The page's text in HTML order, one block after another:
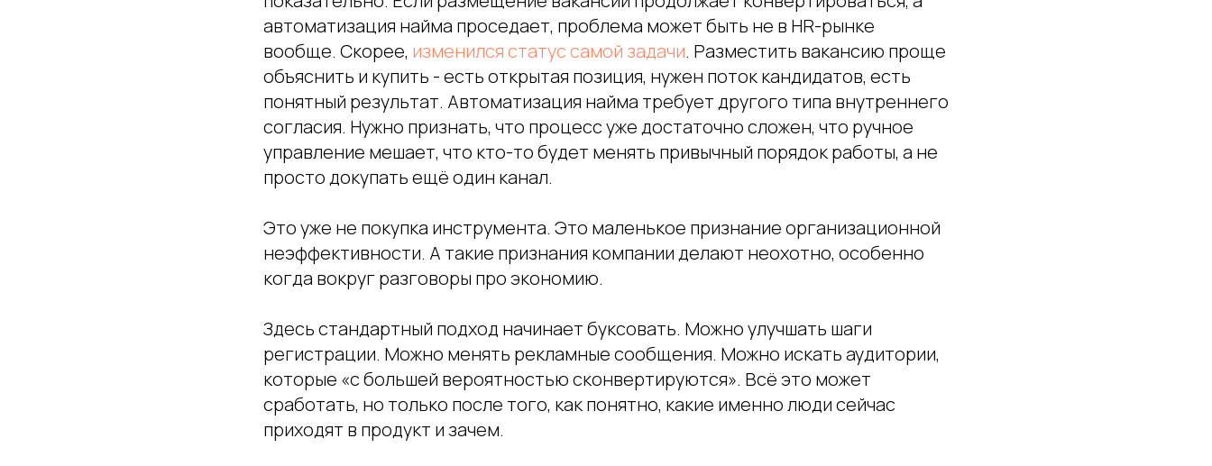
автоматизация найма проседает, проблема может быть не в HR-рынке
вообще. Скорее, изменился статус самой задачи. Разместить вакансию проще
объяснить и купить - есть открытая позиция, нужен поток кандидатов, есть
понятный результат. Автоматизация найма требует другого типа внутреннего
согласия. Нужно признать, что процесс уже достаточно сложен, что ручное
управление мешает, что кто-то будет менять привычный порядок работы, а не
просто докупать ещё один канал.
Это уже не покупка инструмента. Это маленькое признание организационной
неэффективности. А такие признания компании делают неохотно, особенно
когда вокруг разговоры про экономию.
Здесь стандартный подход начинает буксовать. Можно улучшать шаги
регистрации. Можно менять рекламные сообщения. Можно искать аудитории,
которые «с большей вероятностью сконвертируются». Всё это может
сработать, но только после того, как понятно, какие именно люди сейчас
приходят в продукт и зачем.